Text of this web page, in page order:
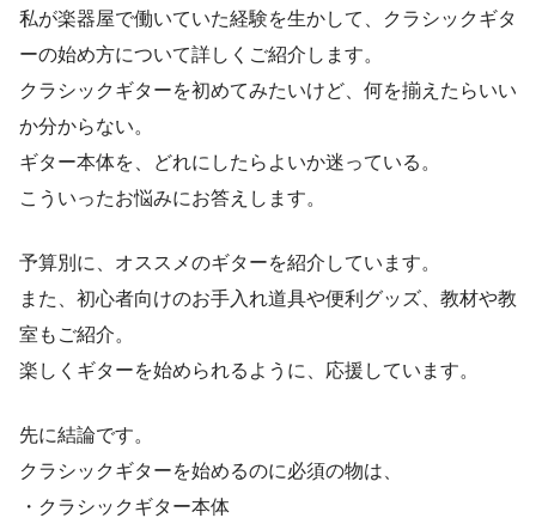
私が楽器屋で働いていた経験を生かして、クラシックギタ
ーの始め方について詳しくご紹介します。
クラシックギターを初めてみたいけど、何を揃えたらいい
か分からない。
ギター本体を、どれにしたらよいか迷っている。
こういったお悩みにお答えします。
予算別に、オススメのギターを紹介しています。
また、初心者向けのお手入れ道具や便利グッズ、教材や教
室もご紹介。
楽しくギターを始められるように、応援しています。
先に結論です。
クラシックギターを始めるのに必須の物は、
・クラシックギター本体